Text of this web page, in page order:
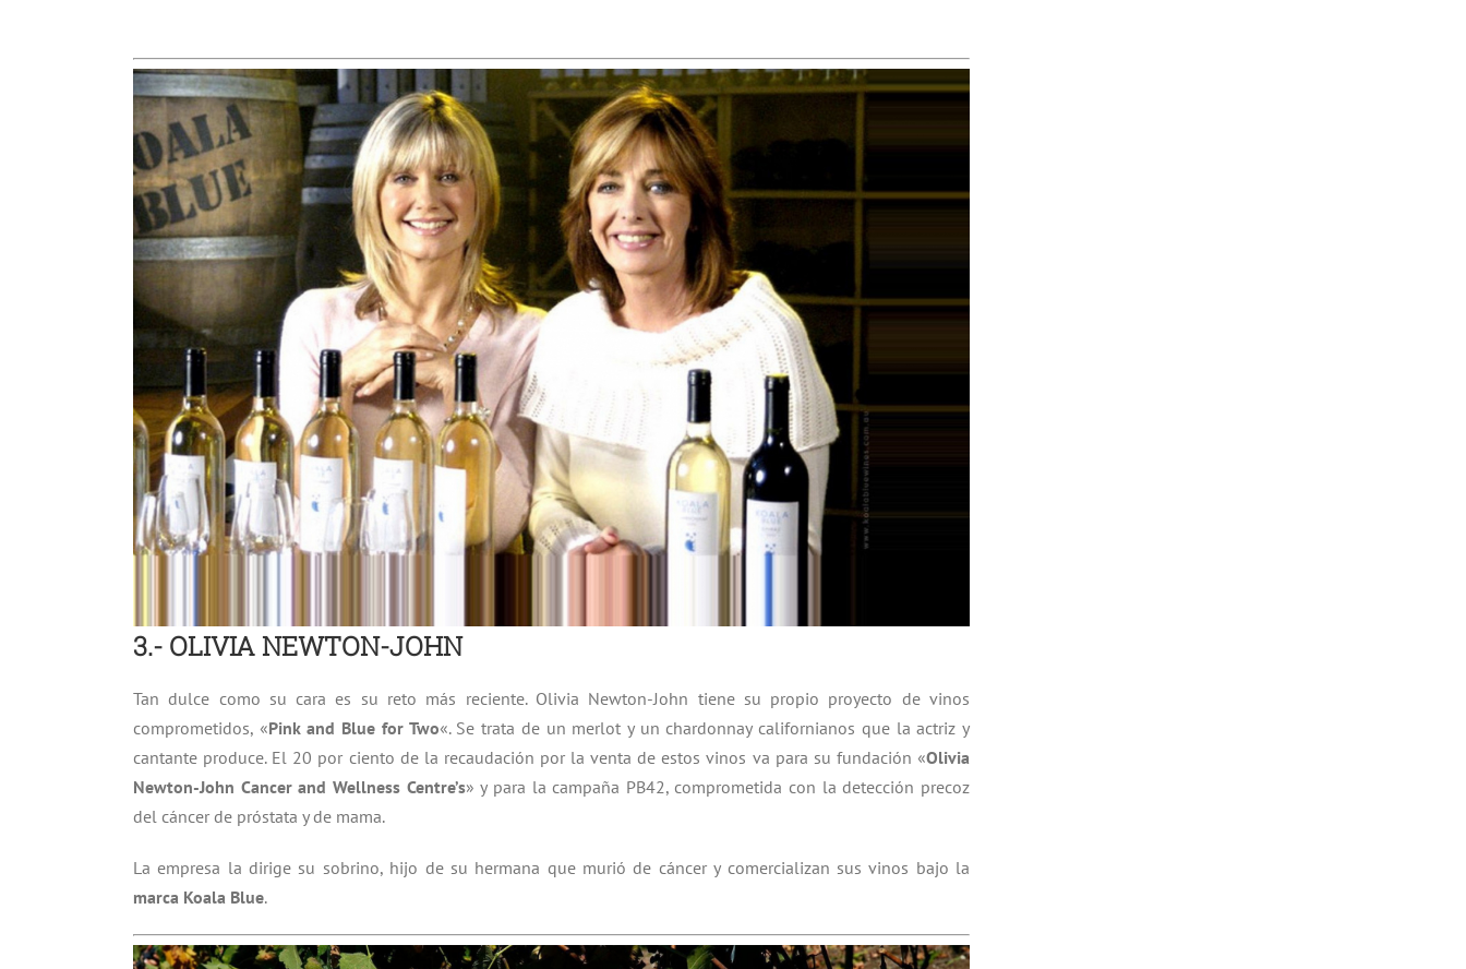
3.- OLIVIA NEWTON-JOHN
Tan dulce como su cara es su reto más reciente. Olivia Newton-John tiene su propio proyecto de vinos
comprometidos, «Pink and Blue for Two«. Se trata de un merlot y un chardonnay californianos que la actriz y
cantante produce. El 20 por ciento de la recaudación por la venta de estos vinos va para su fundación «Olivia
Newton-John Cancer and Wellness Centre’s» y para la campaña PB42, comprometida con la detección precoz
del cáncer de próstata y de mama.
La empresa la dirige su sobrino, hijo de su hermana que murió de cáncer y comercializan sus vinos bajo la
marca Koala Blue.